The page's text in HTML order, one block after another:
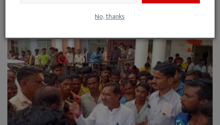
No, thanks
Respect for Service : सेवा कार्य व रतलाम के विकास के लि...
0